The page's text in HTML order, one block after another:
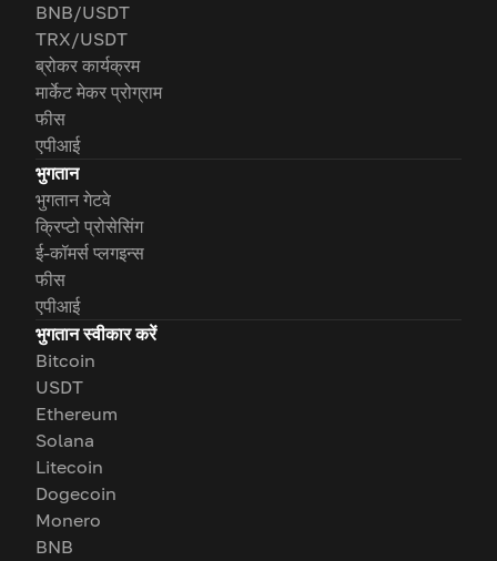
BNB/USDT
TRX/USDT
ब्रोकर कार्यक्रम
मार्केट मेकर प्रोग्राम
फीस
एपीआई
भुगतान
भुगतान गेटवे
क्रिप्टो प्रोसेसिंग
ई-कॉमर्स प्लगइन्स
फीस
एपीआई
भुगतान स्वीकार करें
Bitcoin
USDT
Ethereum
Solana
Litecoin
Dogecoin
Monero
BNB